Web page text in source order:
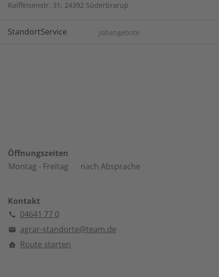
Raiffeisenstr. 31, 24392 Süderbrarup
StandortService Jobangebote
Öffnungszeiten
Montag - Freitag nach Absprache
Kontakt
04641 77 0
agrar-standorte@team.de
Route starten